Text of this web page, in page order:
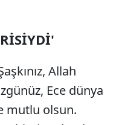
Allah
Ece dünya
mutlu olsun.